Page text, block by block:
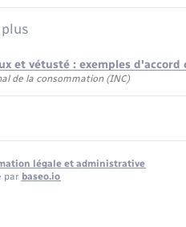
et vétusté : exemples
de la consommation (INC)
légale et administrative
par baseo.io